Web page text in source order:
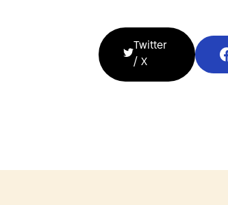
Twitter
/ X